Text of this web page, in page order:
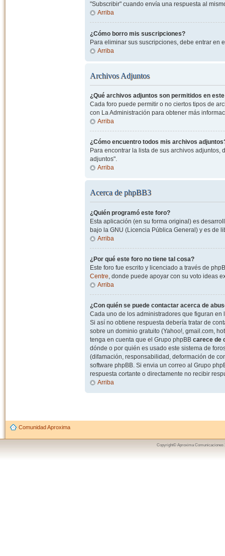
"Subscribir" cuando envía una respuesta al
Arriba
¿Cómo borro mis suscripciones?
Para eliminar sus suscripciones, debe entrar en
Arriba
Archivos Adjuntos
¿Qué archivos adjuntos son permitidos en
Cada foro puede permitir o no ciertos tipos de
con La Administración para obtener más
Arriba
¿Cómo encuentro todos mis archivos
Para encontrar la lista de sus archivos
adjuntos".
Arriba
Acerca de phpBB3
¿Quién programó este foro?
Esta aplicación (en su forma original) es
bajo la GNU (Licencia Pública General) y es de
Arriba
¿Por qué este foro no tiene tal cosa?
Este foro fue escrito y licenciado a través de
Centre, donde puede apoyar con su voto ideas
Arriba
¿Con quién se puede contactar acerca de
Cada uno de los administradores que figuran
Si así no obtiene respuesta debería tratar de
sobre un dominio gratuito (Yahoo!, gmail.com,
tenga en cuenta que el Grupo phpBB carece de
dónde o por quién es usado este sistema de
(difamación, responsabilidad, deformación de
software phpBB. Si envia un correo al Grupo
respuesta cortante o directamente no recibir
Arriba
Comunidad Aproxima
Copyright© Aproxima Comunicaciones